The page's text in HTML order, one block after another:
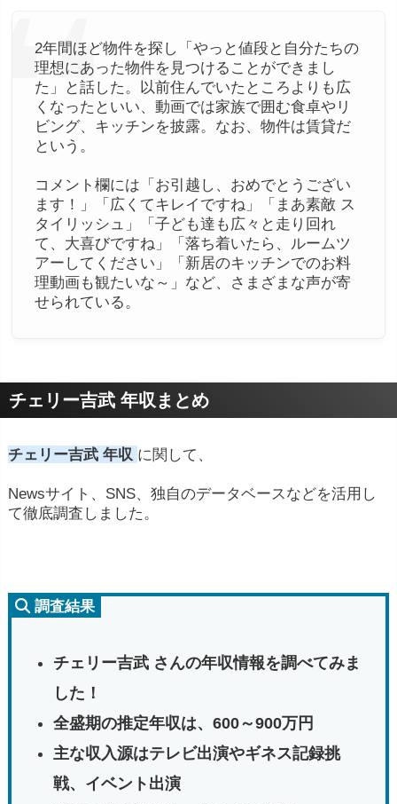
2年間ほど物件を探し「やっと値段と自分たちの
理想にあった物件を見つけることができまし
た」と話した。以前住んでいたところよりも広
くなったといい、動画では家族で囲む食卓やリ
ビング、キッチンを披露。なお、物件は賃貸だ
という。
コメント欄には「お引越し、おめでとうござい
ます！」「広くてキレイですね」「まあ素敵 ス
タイリッシュ」「子ども達も広々と走り回れ
て、大喜びですね」「落ち着いたら、ルームツ
アーしてください」「新居のキッチンでのお料
理動画も観たいな～」など、さまざまな声が寄
せられている。
チェリー吉武 年収まとめ
チェリー吉武 年収 に関して、
Newsサイト、SNS、独自のデータベースなどを活用し
て徹底調査しました。
調査結果
チェリー吉武 さんの年収情報を調べてみま
した！
全盛期の推定年収は、600～900万 円
主な収入源はテレビ出演やギネス記録挑
戦、 イベント出演